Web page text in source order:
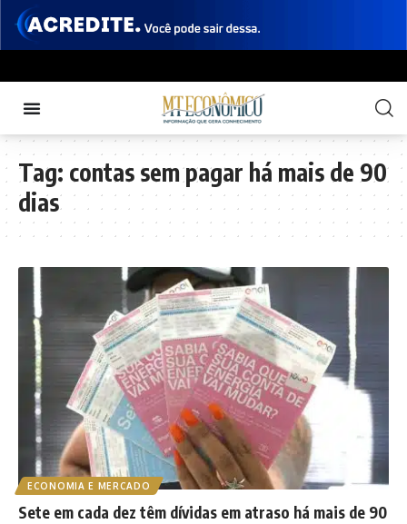
Tag: contas sem pagar há mais de 90
dias
ECONOMIA E MERCADO
Sete em cada dez têm dívidas em atraso há mais de 90